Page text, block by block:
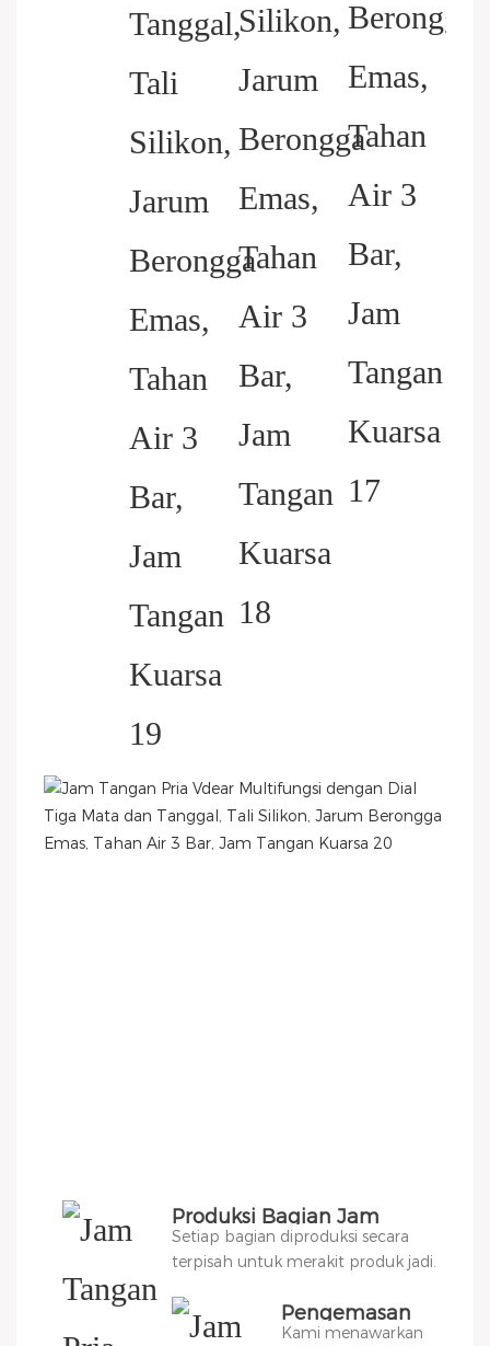
Produksi Bagian Jam
Tangan
Setiap bagian diproduksi secara
terpisah untuk merakit produk jadi.
Pengemasan
Kami menawarkan